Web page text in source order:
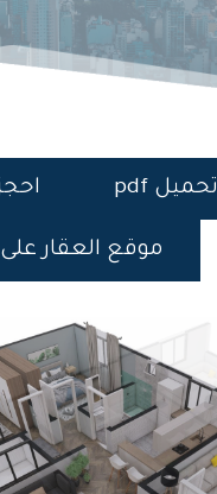
تحميل pdf
موقع العقار